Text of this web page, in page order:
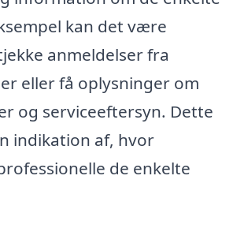
kan det være
anmeldelser fra
eller få oplysninger om
og serviceeftersyn. Dette
indikation af, hvor
de enkelte